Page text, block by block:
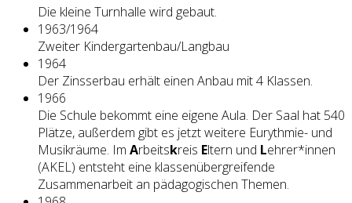
Die kleine Turnhalle wird gebaut.
1963/1964
Zweiter Kindergartenbau/Langbau
1964
Der Zinsserbau erhält einen Anbau mit 4 Klassen.
1966
Die Schule bekommt eine eigene Aula. Der Saal hat 540
Plätze, außerdem gibt es jetzt weitere Eurythmie- und
Musikräume. Im Arbeitskreis Eltern und Lehrer*innen
(AKEL) entsteht eine klassenübergreifende
Zusammenarbeit an pädagogischen Themen.